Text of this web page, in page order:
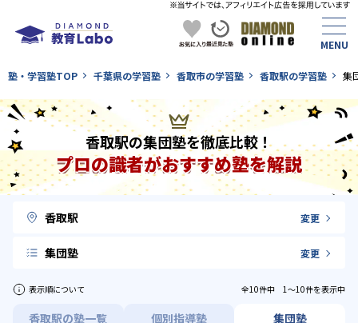
塾・学習塾TOP 千葉県の学習塾 香取市の学習塾 香取駅の学習塾 集
香取駅の集団塾を徹底比較！
プロの識者がおすすめ塾を解説
香取駅 変更
集団塾 変更
表示順について 全10件中 1〜10件を表示中
香取駅の塾一覧 個別指導塾 集団塾